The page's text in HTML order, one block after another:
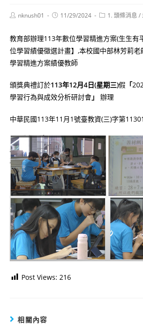
Postnknush01
Post11/29/2024
Post1. 頭條消息 /
教育部辦理113年數位學習精進方案(生生有
位學習績優徵選計畫】,本校國中部林芳莉
學習精進方案績優教師
頒獎典禮訂於113年12月4日(星期三)假 「
學習行為與成效分析研討會」 辦理
中華民國113年11月1號臺教資(三)字第
Post Views: 216
相關內容